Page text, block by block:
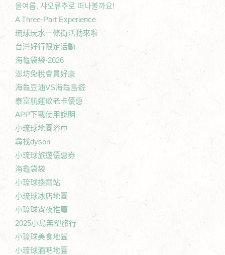
올여름, 샤오류추로 떠나볼까요!
A Three-Part Experience
琉球玩水一條街活動來啦
台灣好行限定活動
海龜袋袋-2026
澎坊免稅會員好康
海龜豆油VS海龜島遊
泰富航運敬老卡優惠
APP下載使用說明
小琉球地圖浴巾
尋找dyson
小琉球旅遊優惠券
海龜袋袋
小琉球換電站
小琉球冰店地圖
小琉球宵夜推薦
2025小島無塑旅行
小琉球美食地圖
小琉球酒吧地圖